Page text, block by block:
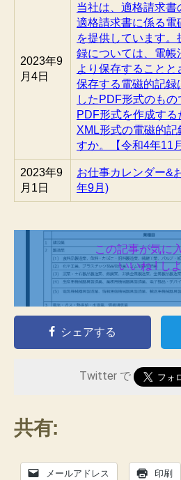
2023年9
月4日
当社は、適格請求書
適格請求書に係る
を提供しています
録については、電帳
より保存することと
保存する電磁的記録
したPDF形式のも
PDF形式を作成する
XML形式の電磁的記
すか。【令和4年11
2023年9
月1日
お仕事カレンダー&
年9月)
この記事が気に
いいね ! し
シェアする
Twitter で
共有:
メールアドレス 印刷